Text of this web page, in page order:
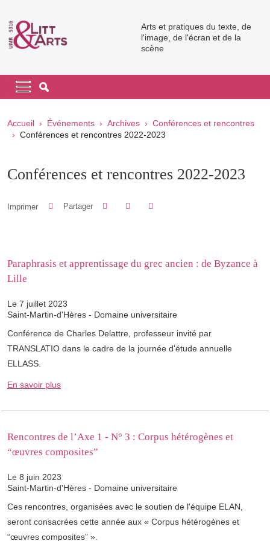
Arts et pratiques du texte, de
l'image, de l'écran et de la
scène
Navigation principale
Navigation principale mobile
Fil d'Ariane
Accueil Événements Archives
Conférences et rencontres
Conférences et rencontres 2022-2023
Conférences et rencontres 2022-2023
Imprimer Partager Partager sur Facebook
Partager sur LinkedIn
Paraphrasis et apprentissage du grec ancien : de Byzance à
Lille
Le 7 juillet 2023
Saint-Martin-d'Hères - Domaine universitaire
Conférence de Charles Delattre, professeur invité par
TRANSLATIO dans le cadre de la journée d'étude annuelle
ELLASS.
En savoir plus
Rencontres de l’Axe 1 - N° 3 ​: Corpus hétérogènes et
“œuvres composites”
Le 8 juin 2023
Saint-Martin-d'Hères - Domaine universitaire
Ces rencontres, organisées avec le soutien de l'équipe ELAN,
seront consacrées cette année aux « Corpus hétérogènes et
“œuvres composites” ».